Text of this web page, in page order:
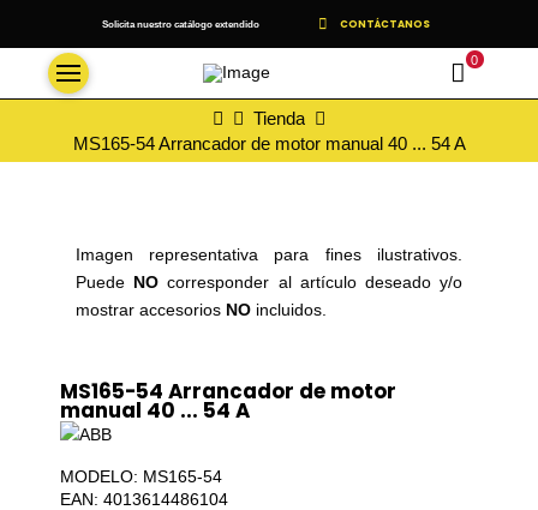
Solicita nuestro catálogo extendido CONTÁCTANOS
0
InicioTienda
MS165-54 Arrancador de motor manual 40 ... 54 A
Imagen representativa para fines ilustrativos.
Puede NOcorresponder al artículo deseado y/o
mostrar accesorios NOincluidos.
MS165-54 Arrancador de motor
manual 40 ... 54 A
MODELO: MS165-54
EAN: 4013614486104